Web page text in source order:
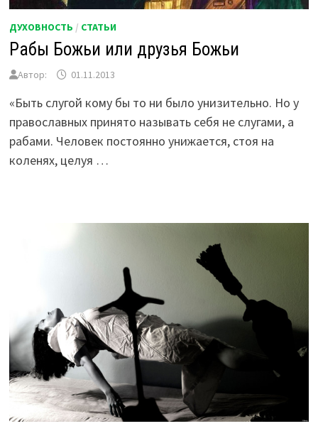
ДУХОВНОСТЬ / СТАТЬИ
Рабы Божьи или друзья Божьи
Автор: 01.11.2013
«Быть слугой кому бы то ни было унизительно. Но у
православных принято называть себя не слугами, а
рабами. Человек постоянно унижается, стоя на
коленях, целуя …